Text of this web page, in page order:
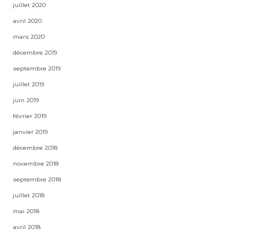
juillet 2020
avril 2020
mars 2020
décembre 2019
septembre 2019
juillet 2019
juin 2019
février 2019
janvier 2019
décembre 2018
novembre 2018
septembre 2018
juillet 2018
mai 2018
avril 2018